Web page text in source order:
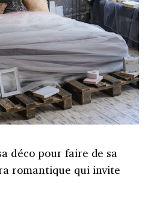
déco pour faire de sa
romantique qui invite